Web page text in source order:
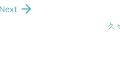
久

Next